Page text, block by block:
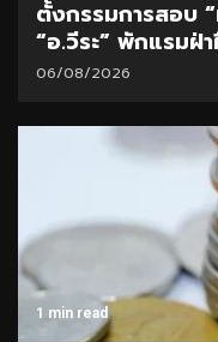
ตั้งกรรมการสอบ
“อ.วีระ” พักแรมฝ่
06/08/2026
1 min read